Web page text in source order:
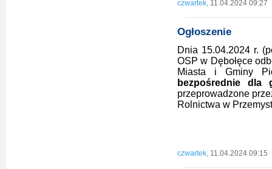
czwartek, 11.04.2024 09:27
Ogłoszenie
Dnia 15.04.2024 r.
OSP w Dębołęce
Miasta i Gminy
bezpośrednie dla
przeprowadzone
Rolnictwa w
czwartek, 11.04.2024 09:15